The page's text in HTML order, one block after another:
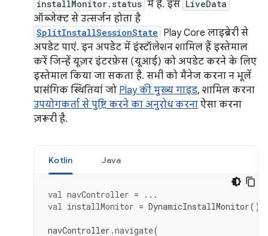
installMonitor.status में है. इस LiveData
ऑब्जेक्ट से उत्सर्जन होता है
SplitInstallSessionState Play Core लाइब्रेरी से
अपडेट पाएं. इन अपडेट में इंस्टॉलेशन शामिल हैं इस्तेमाल
करें जिन्हें यूज़र इंटरफ़ेस (यूआई) को अपडेट करने के लिए
इस्तेमाल किया जा सकता है. सभी को मैनेज करना न भूलें
प्रासंगिक स्थितियां जो Play की मुख्य गाइड, शामिल करना
उपयोगकर्ता से पुष्टि करने का अनुरोध करना ऐसा करना
ज़रूरी है.
Kotlin Java
val navController =
...
val installMonitor = DynamicInstallMonitor()
navController .navigate(